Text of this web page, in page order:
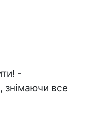
-
знімаючи все